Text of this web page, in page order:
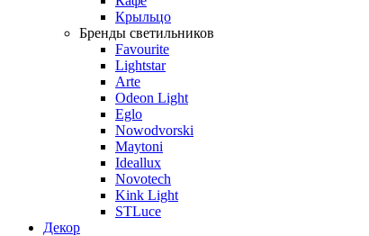
Крыльцо
Бренды светильников
Favourite
Lightstar
Arte
Odeon Light
Eglo
Nowodvorski
Maytoni
Ideallux
Novotech
Kink Light
STLuce
Декор